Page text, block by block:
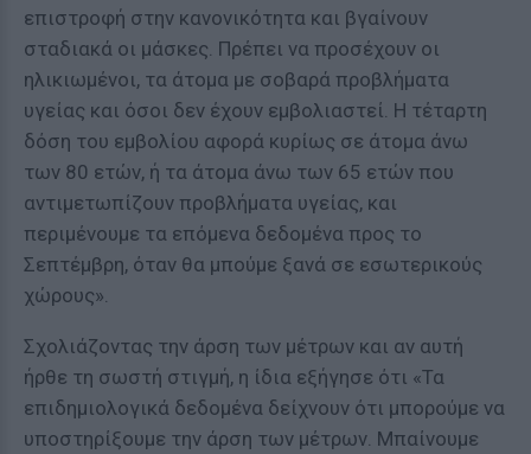
επιστροφή στην κανονικότητα και βγαίνουν
σταδιακά οι μάσκες. Πρέπει να προσέχουν οι
ηλικιωμένοι, τα άτομα με σοβαρά προβλήματα
υγείας και όσοι δεν έχουν εμβολιαστεί. Η τέταρτη
δόση του εμβολίου αφορά κυρίως σε άτομα άνω
των 80 ετών, ή τα άτομα άνω των 65 ετών που
αντιμετωπίζουν προβλήματα υγείας, και
περιμένουμε τα επόμενα δεδομένα προς το
Σεπτέμβρη, όταν θα μπούμε ξανά σε εσωτερικούς
χώρους».
Σχολιάζοντας την άρση των μέτρων και αν αυτή
ήρθε τη σωστή στιγμή, η ίδια εξήγησε ότι «Τα
επιδημιολογικά δεδομένα δείχνουν ότι μπορούμε να
υποστηρίξουμε την άρση των μέτρων. Μπαίνουμε